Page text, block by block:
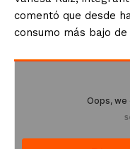
comentó que desde
consumo más bajo de